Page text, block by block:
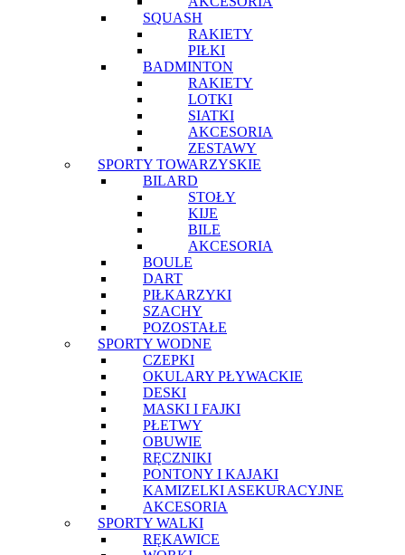
SQUASH
RAKIETY
PIŁKI
BADMINTON
RAKIETY
LOTKI
SIATKI
AKCESORIA
ZESTAWY
SPORTY TOWARZYSKIE
BILARD
STOŁY
KIJE
BILE
AKCESORIA
BOULE
DART
PIŁKARZYKI
SZACHY
POZOSTAŁE
SPORTY WODNE
CZEPKI
OKULARY PŁYWACKIE
DESKI
MASKI I FAJKI
PŁETWY
OBUWIE
RĘCZNIKI
PONTONY I KAJAKI
KAMIZELKI ASEKURACYJNE
AKCESORIA
SPORTY WALKI
RĘKAWICE